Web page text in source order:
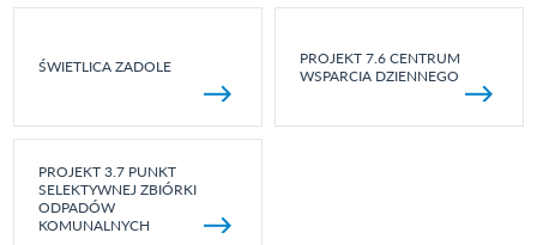
ŚWIETLICA ZADOLE
PROJEKT 7.6 CENTRUM
WSPARCIA DZIENNEGO
PROJEKT 3.7 PUNKT
SELEKTYWNEJ ZBIÓRKI
ODPADÓW
KOMUNALNYCH